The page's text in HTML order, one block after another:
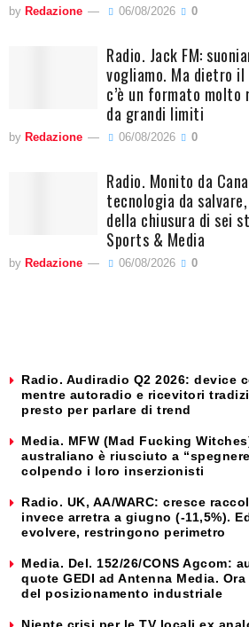
by Redazione 06/08/2026 0
Radio. Jack FM:
vogliamo. Ma dietro
c’è un formato molto
da grandi limiti
by Redazione 06/08/2026 0
Radio. Monito da
tecnologia da
della chiusura di sei
Sports & Media
by Redazione 06/08/2026 0
Radio. Audiradio Q2 2026: device
mentre autoradio e ricevitori
presto per parlare di trend
Media. MFW (Mad Fucking
australiano è riusciuto a
colpendo i loro inserzionisti
Radio. UK, AA/WARC: cresce
invece arretra a giugno (-11,5%).
evolvere, restringono perimetro
Media. Del. 152/26/CONS Agcom:
quote GEDI ad Antenna Media.
del posizionamento industriale